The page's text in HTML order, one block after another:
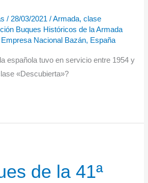
/28/03/2021/Armada,clase
Buques Históricos de la Armada
Empresa Nacional Bazán, España
española tuvo en servicio entre 1954 y
«Descubierta»?
de la 41ª